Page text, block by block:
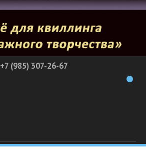
+7 (985) 307-26-67